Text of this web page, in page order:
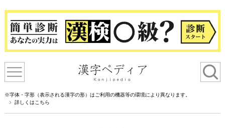
※字体・字形（表示される漢字の形）はご利用の機器等の環境により異なります。
詳しくはこちら